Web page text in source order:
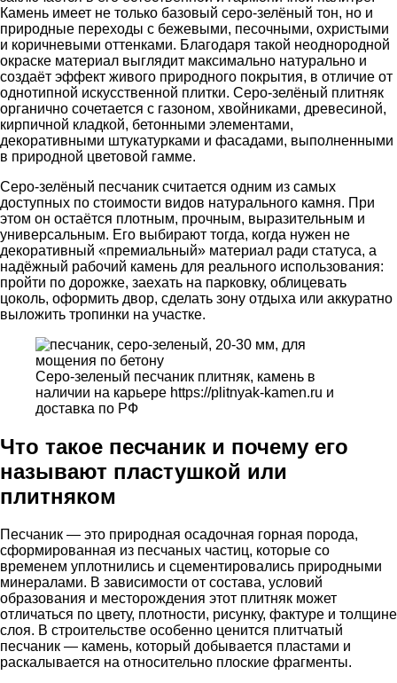
Камень имеет не только базовый серо-зелёный тон, но и
природные переходы с бежевыми, песочными, охристыми
и коричневыми оттенками. Благодаря такой неоднородной
окраске материал выглядит максимально натурально и
создаёт эффект живого природного покрытия, в отличие от
однотипной искусственной плитки. Серо-зелёный плитняк
органично сочетается с газоном, хвойниками, древесиной,
кирпичной кладкой, бетонными элементами,
декоративными штукатурками и фасадами, выполненными
в природной цветовой гамме.
Серо-зелёный песчаник считается одним из самых
доступных по стоимости видов натурального камня. При
этом он остаётся плотным, прочным, выразительным и
универсальным. Его выбирают тогда, когда нужен не
декоративный «премиальный» материал ради статуса, а
надёжный рабочий камень для реального использования:
пройти по дорожке, заехать на парковку, облицевать
цоколь, оформить двор, сделать зону отдыха или аккуратно
выложить тропинки на участке.
Серо-зеленый песчаник плитняк, камень в
наличии на карьере https://plitnyak-kamen.ru и
доставка по РФ
Что такое песчаник и почему его
называют пластушкой или
плитняком
Песчаник — это природная осадочная горная порода,
сформированная из песчаных частиц, которые со
временем уплотнились и сцементировались природными
минералами. В зависимости от состава, условий
образования и месторождения этот плитняк может
отличаться по цвету, плотности, рисунку, фактуре и толщине
слоя. В строительстве особенно ценится плитчатый
песчаник — камень, который добывается пластами и
раскалывается на относительно плоские фрагменты.